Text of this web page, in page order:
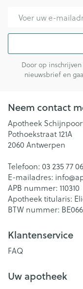
Door op
nieuwsbrief en
Neem contact
Apotheek
Pothoekstraat 121A
2060 Antwerpen
Telefoon: 03 235 77 06
E-mailadres: info@
APB nummer: 110310
Apotheek titularis:
BTW nummer:
Klantenservice
FAQ
Uw apotheek